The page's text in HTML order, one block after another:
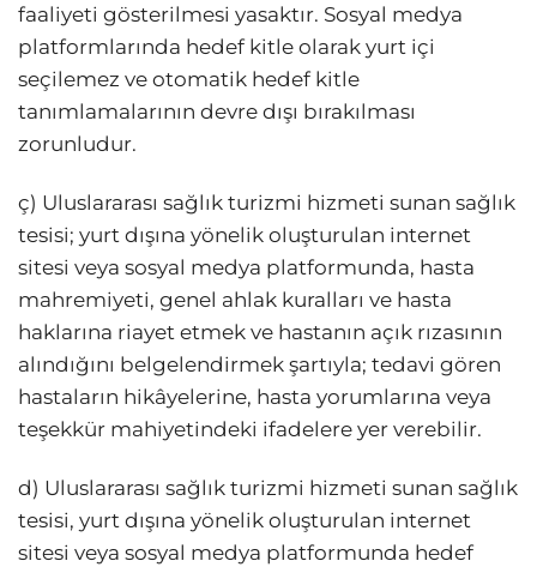
faaliyeti gösterilmesi yasaktır. Sosyal medya
platformlarında hedef kitle olarak yurt içi
seçilemez ve otomatik hedef kitle
tanımlamalarının devre dışı bırakılması
zorunludur.
ç) Uluslararası sağlık turizmi hizmeti sunan sağlık
tesisi; yurt dışına yönelik oluşturulan internet
sitesi veya sosyal medya platformunda, hasta
mahremiyeti, genel ahlak kuralları ve hasta
haklarına riayet etmek ve hastanın açık rızasının
alındığını belgelendirmek şartıyla; tedavi gören
hastaların hikâyelerine, hasta yorumlarına veya
teşekkür mahiyetindeki ifadelere yer verebilir.
d) Uluslararası sağlık turizmi hizmeti sunan sağlık
tesisi, yurt dışına yönelik oluşturulan internet
sitesi veya sosyal medya platformunda hedef